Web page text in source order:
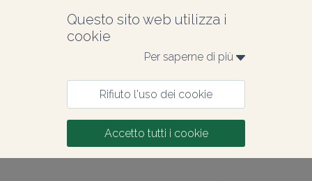
Questo sito web utilizza i
cookie
Per saperne di più
Rifiuto l'uso dei cookie
Accetto tutti i cookie